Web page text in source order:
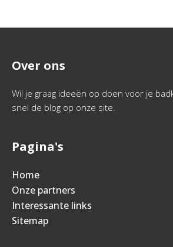
Over ons
Wil je graag ideeën op doen voor je
snel de blog op onze site.
Pagina's
Home
Onze partners
Interessante links
Sitemap